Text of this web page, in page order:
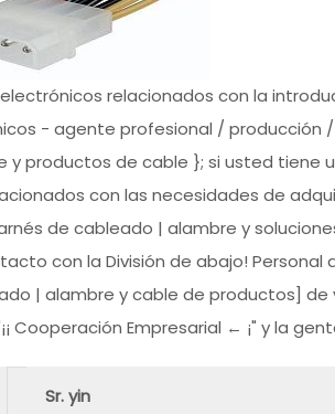
relacionados con la
- agente profesional / producción
productos de cable }; si usted tiene
con las necesidades de
de cableado | alambre y
con la División de abajo! Personal
| alambre y cable de productos] de
Cooperación Empresarial ← ¡" y la
Sr. yin